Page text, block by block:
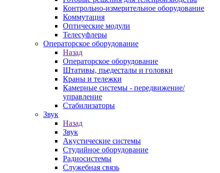
Контрольно-измерительное оборудование
Коммутация
Оптические модули
Телесуфлеры
Операторское оборудование
Назад
Операторское оборудование
Штативы, пьедесталы и головки
Краны и тележки
Камерные системы - передвижение/
управление
Стабилизаторы
Звук
Назад
Звук
Акустические системы
Студийное оборудование
Радиосистемы
Служебная связь